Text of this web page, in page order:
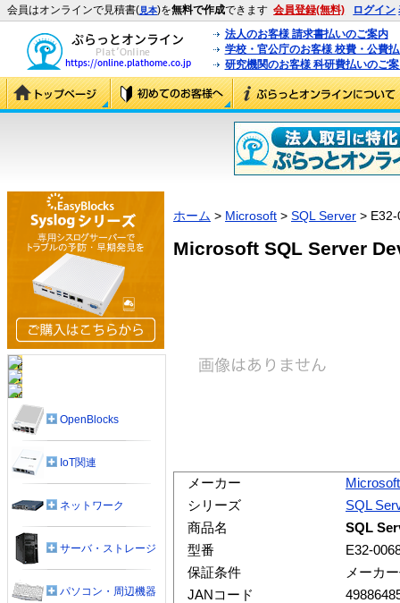
会員はオンラインで見積書(見本)を無料で作成できます 会員登録(無料) ログイン
法人のお客様 請求書払いのご案内
学校・官公庁のお客様 校費・公費
研究機関のお客様 科研費払いのご
ホーム > Microsoft > SQL Server >
Microsoft SQL Server
メーカー
Microsoft
シリーズ
SQL
商品名
SQL
型番
E32-
保証条件
メーカ
JANコード
OpenBlocks
IoT関連
ネットワーク
サーバ・ストレージ
パソコン・周辺機器